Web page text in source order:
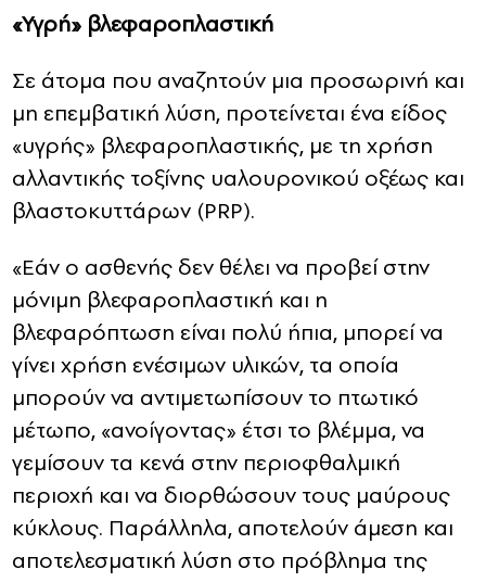
«Υγρή» βλεφαροπλαστική
Σε άτομα που αναζητούν μια προσωρινή και
μη επεμβατική λύση, προτείνεται ένα είδος
«υγρής» βλεφαροπλαστικής, με τη χρήση
αλλαντικής τοξίνης υαλουρονικού οξέως και
βλαστοκυττάρων (PRP).
«Εάν ο ασθενής δεν θέλει να προβεί στην
μόνιμη βλεφαροπλαστική και η
βλεφαρόπτωση είναι πολύ ήπια, μπορεί να
γίνει χρήση ενέσιμων υλικών, τα οποία
μπορούν να αντιμετωπίσουν το πτωτικό
μέτωπο, «ανοίγοντας» έτσι το βλέμμα, να
γεμίσουν τα κενά στην περιοφθαλμική
περιοχή και να διορθώσουν τους μαύρους
κύκλους. Παράλληλα, αποτελούν άμεση και
αποτελεσματική λύση στο πρόβλημα της